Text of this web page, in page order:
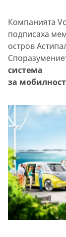
Компанията
подписаха
остров
система
за мобилност